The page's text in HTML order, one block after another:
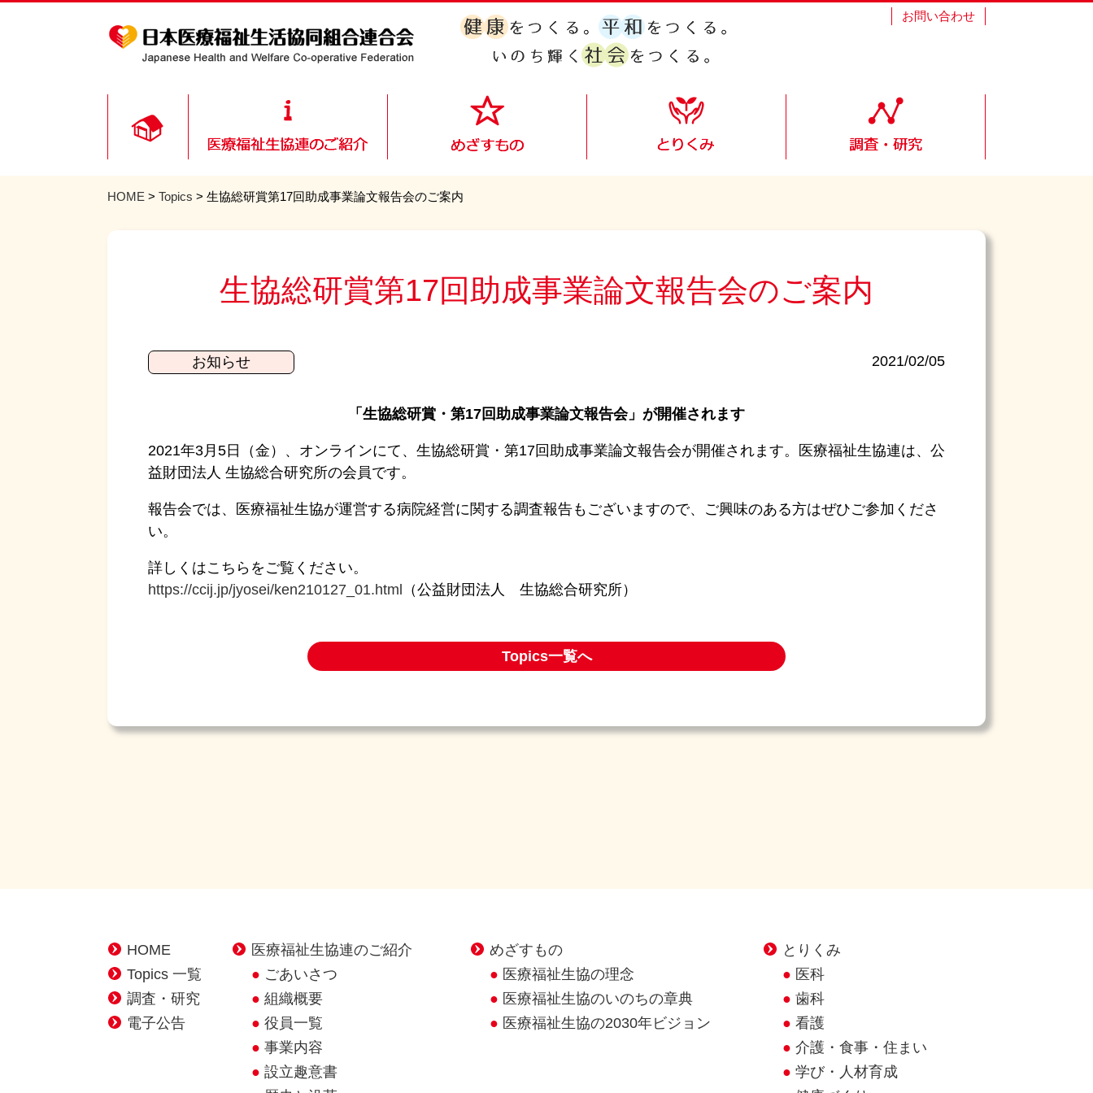
お問い合わせ
HOME > Topics > 生協総研賞第17回助成事業論文報告会のご案内
生協総研賞第17回助成事業論文報告会のご案内
2021/02/05
お知らせ
「生協総研賞・第17回助成事業論文報告会」が開催されます
2021年3月5日（金）、オンラインにて、生協総研賞・第17回助成事業論文報告会が開催されます。医療福祉生協連は、公
益財団法人 生協総合研究所の会員です。
報告会では、医療福祉生協が運営する病院経営に関する調査報告もございますので、ご興味のある方はぜひご参加くださ
い。
詳しくはこちらをご覧ください。
https://ccij.jp/jyosei/ken210127_01.html
（公益財団法人 生協総合研究所）
Topics一覧へ
HOME
Topics 一覧
調査・研究
電子公告
医療福祉生協連のご紹介
ごあいさつ
組織概要
役員一覧
事業内容
設立趣意書
めざすもの
医療福祉生協の理念
医療福祉生協のいのちの章典
医療福祉生協の2030年ビジョン
とりくみ
医科
歯科
看護
介護・食事・住まい
学び・人材育成